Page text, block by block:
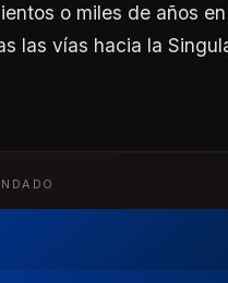
o miles de años
las vías hacia la